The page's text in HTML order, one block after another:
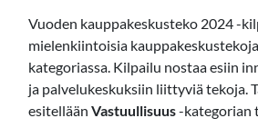
Vuoden kauppakeskusteko 2024 -
mielenkiintoisia
kategoriassa. Kilpailu nostaa esiin
ja palvelukeskuksiin liittyviä tekoja.
esitellään Vastuullisuus-kategorian